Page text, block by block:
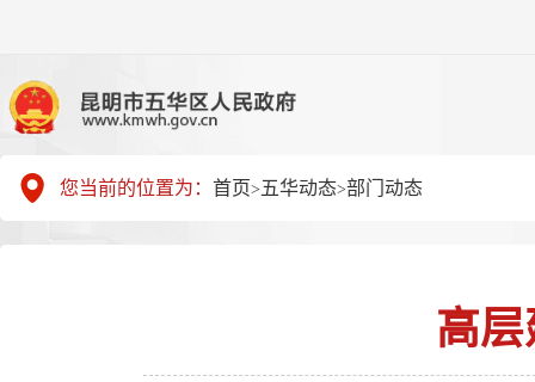
您当前的位置为： 首页> 五华动态>部门动态
高